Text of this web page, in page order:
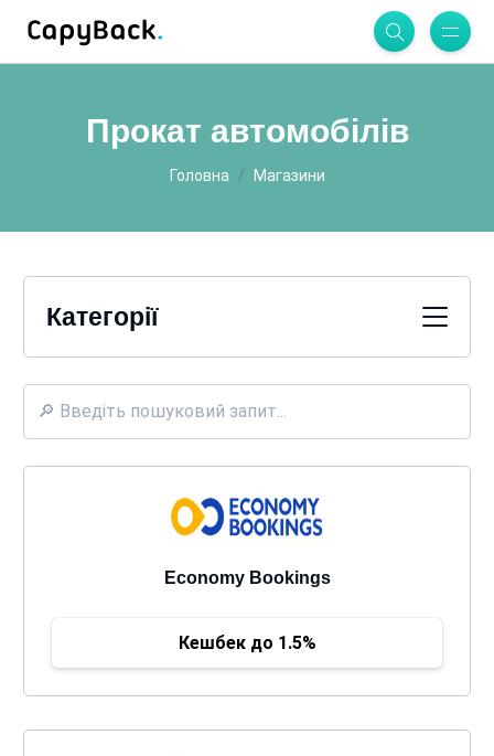
Прокат автомобілів
Головна Магазини
Категорії
Economy Bookings
Кешбек до 1.5%